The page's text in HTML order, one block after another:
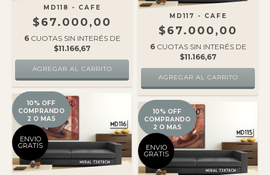
MD118 - CAFE
$67.000,00
6 CUOTAS SIN INTERÉS DE
$11.166,67
MD117 - CAFE
$67.000,00
6 CUOTAS SIN INTERÉS DE
$11.166,67
10% OFF
COMPRANDO
2 O MAS
ENVIO
GRATIS
10% OFF
COMPRANDO
2 O MAS
ENVIO
GRATIS